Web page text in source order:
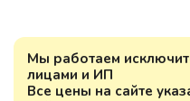
Мы работаем
лицами и ИП
Все цены на сайте